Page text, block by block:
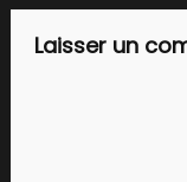
Laisser un